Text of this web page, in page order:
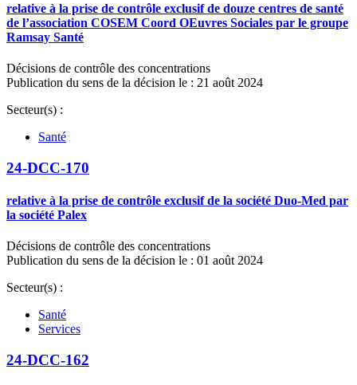
relative à la prise de contrôle exclusif de douze centres de santé
de l’association COSEM Coord OEuvres Sociales par le groupe
Ramsay Santé
Décisions de contrôle des concentrations
Publication du sens de la décision le : 21 août 2024
Secteur(s) :
Santé
24-DCC-170
relative à la prise de contrôle exclusif de la société Duo-Med par
la société Palex
Décisions de contrôle des concentrations
Publication du sens de la décision le : 01 août 2024
Secteur(s) :
Santé
Services
24-DCC-162